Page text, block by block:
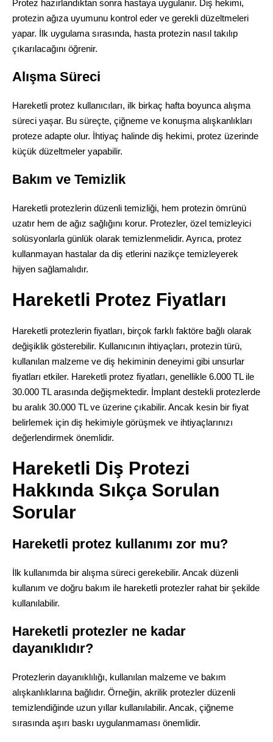
Protez hazırlandıktan sonra hastaya uygulanır. Diş hekimi,
protezin ağıza uyumunu kontrol eder ve gerekli düzeltmeleri
yapar. İlk uygulama sırasında, hasta protezin nasıl takılıp
çıkarılacağını öğrenir.
Alışma Süreci
Hareketli protez kullanıcıları, ilk birkaç hafta boyunca alışma
süreci yaşar. Bu süreçte, çiğneme ve konuşma alışkanlıkları
proteze adapte olur. İhtiyaç halinde diş hekimi, protez üzerinde
küçük düzeltmeler yapabilir.
Bakım ve Temizlik
Hareketli protezlerin düzenli temizliği, hem protezin ömrünü
uzatır hem de ağız sağlığını korur. Protezler, özel temizleyici
solüsyonlarla günlük olarak temizlenmelidir. Ayrıca, protez
kullanmayan hastalar da diş etlerini nazikçe temizleyerek
hijyen sağlamalıdır.
Hareketli Protez Fiyatları
Hareketli protezlerin fiyatları, birçok farklı faktöre bağlı olarak
değişiklik gösterebilir. Kullanıcının ihtiyaçları, protezin türü,
kullanılan malzeme ve diş hekiminin deneyimi gibi unsurlar
fiyatları etkiler. Hareketli protez fiyatları, genellikle 6.000 TL ile
30.000 TL arasında değişmektedir. İmplant destekli protezlerde
bu aralık 30.000 TL ve üzerine çıkabilir. Ancak kesin bir fiyat
belirlemek için diş hekimiyle görüşmek ve ihtiyaçlarınızı
değerlendirmek önemlidir.
Hareketli Diş Protezi
Hakkında Sıkça Sorulan
Sorular
Hareketli protez kullanımı zor mu?
İlk kullanımda bir alışma süreci gerekebilir. Ancak düzenli
kullanım ve doğru bakım ile hareketli protezler rahat bir şekilde
kullanılabilir.
Hareketli protezler ne kadar
dayanıklıdır?
Protezlerin dayanıklılığı, kullanılan malzeme ve bakım
alışkanlıklarına bağlıdır. Örneğin, akrilik protezler düzenli
temizlendiğinde uzun yıllar kullanılabilir. Ancak, çiğneme
sırasında aşırı baskı uygulanmaması önemlidir.